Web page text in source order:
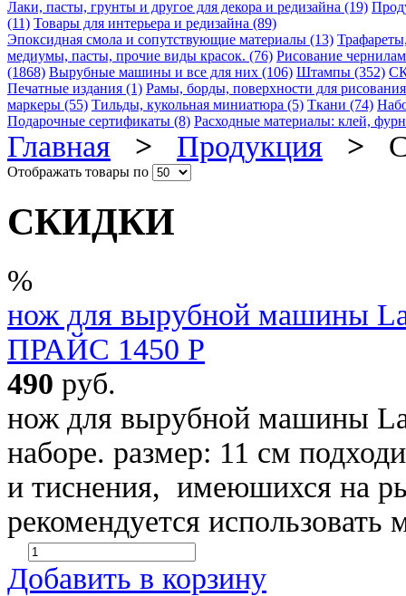
Лаки, пасты, грунты и другое для декора и редизайна (19)
(11) Товары для интерьера и редизайна (89)
Эпоксидная смола и сопутствующие материалы (13)
медиумы, пасты, прочие виды красок. (76) Рисование
(1868) Вырубные машины и все для них (106) Штампы (352)
Печатные издания (1) Рамы, борды, поверхности для
маркеры (55) Тильды, кукольная миниатюра (5) Ткани (74)
Подарочные сертификаты (8) Расходные материалы: клей,
Главная > Продукция >
Отображать товары по
СКИДКИ
%
нож для вырубной машины
ПРАЙС 1450 Р
490 руб.
нож для вырубной машины
наборе. размер: 11 см
и тиснения, имеюшихся на
рекомендуется использовать
Добавить в корзину